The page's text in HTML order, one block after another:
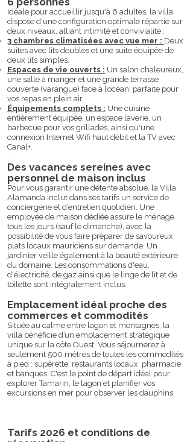
Idéale pour accueillir jusqu'à 6 adultes, la villa
dispose d'une configuration optimale répartie sur
deux niveaux, alliant intimité et convivialité :
3 chambres climatisées avec vue mer : Deux
suites avec lits doubles et une suite équipée de
deux lits simples.
Espaces de vie ouverts : Un salon chaleureux,
une salle à manger et une grande terrasse
couverte (varangue) face à l’océan, parfaite pour
vos repas en plein air.
Équipements complets : Une cuisine
entièrement équipée, un espace laverie, un
barbecue pour vos grillades, ainsi qu'une
connexion Internet Wifi haut débit et la TV avec
Canal+.
​.
Des vacances sereines avec
personnel de maison inclus
Pour vous garantir une détente absolue, la Villa
Alamanda inclut dans ses tarifs un service de
conciergerie et d’entretien quotidien. Une
employée de maison dédiée assure le ménage
tous les jours (sauf le dimanche), avec la
possibilité de vous faire préparer de savoureux
plats locaux mauriciens sur demande. Un
jardinier veille également à la beauté extérieure
du domaine. Les consommations d'eau,
d'électricité, de gaz ainsi que le linge de lit et de
toilette sont intégralement inclus.
Emplacement idéal proche des
commerces et commodités
Située au calme entre lagon et montagnes, la
villa bénéficie d’un emplacement stratégique
unique sur la côte Ouest. Vous séjournerez à
seulement 500 mètres de toutes les commodités
à pied : supérette, restaurants locaux, pharmacie
et banques. C'est le point de départ idéal pour
explorer Tamarin, le lagon et planifier vos
excursions en mer pour observer les dauphins.
Tarifs 2026 et conditions de